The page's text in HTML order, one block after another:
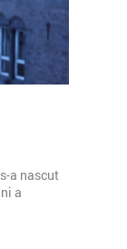
a nascut
a